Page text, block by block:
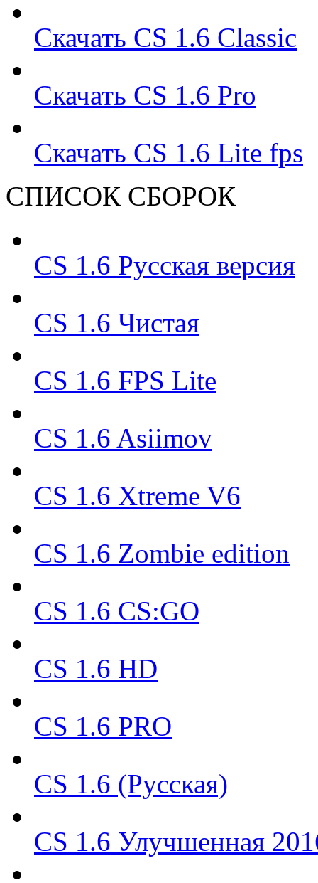
Скачать CS 1.6 Classic
Скачать CS 1.6 Pro
Скачать CS 1.6 Lite fps
СПИСОК СБОРОК
CS 1.6 Русская версия
CS 1.6 Чистая
CS 1.6 FPS Lite
CS 1.6 Asiimov
CS 1.6 Xtreme V6
CS 1.6 Zombie edition
CS 1.6 CS:GO
CS 1.6 HD
CS 1.6 PRO
CS 1.6 (Русская)
CS 1.6 Улучшенная